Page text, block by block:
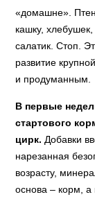
«домашне».
кашку, хлебушек,
салатик. Стоп.
развитие
и продуманным.
В первые
стартового
цирк. Добавки
нарезанная
возрасту,
основа – корм,